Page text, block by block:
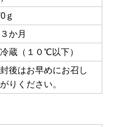
ｇ
か月
蔵（１０℃以下）
後はお早めにお召し
がりください。